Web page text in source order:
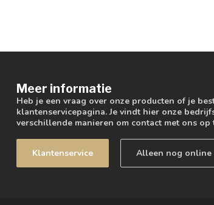
Meer informatie
Heb je een vraag over onze producten of je
klantenservicepagina. Je vindt hier onze
verschillende manieren om contact met ons op
Klantenservice Alleen nog online